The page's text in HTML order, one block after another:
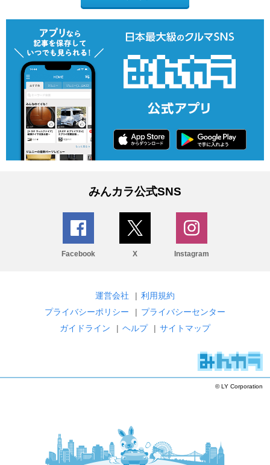
みんカラ公式SNS
Facebook X Instagram
運営会社 | 利用規約
プライバシーポリシー
| プライバシーセンター
ガイドライン
| ヘルプ | サイトマップ
© LY Corporation